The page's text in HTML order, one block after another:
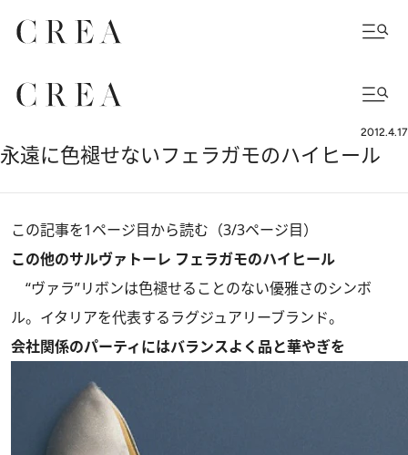
2012.4.17
永遠に色褪せないフェラガモのハイヒール
この記事を1ページ目から読む（3/3ページ目）
この他のサルヴァトーレ フェラガモのハイヒール
“ヴァラ”リボンは色褪せることのない優雅さのシンボ
ル。イタリアを代表するラグジュアリーブランド。
会社関係のパーティにはバランスよく品と華やぎを